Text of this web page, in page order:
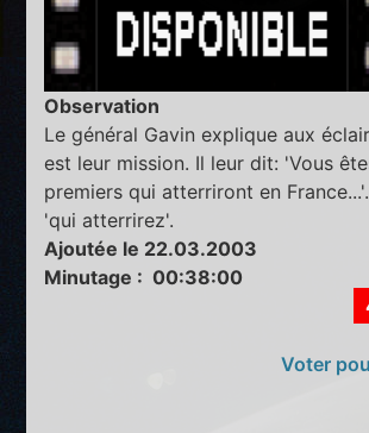
Observation
Le général Gavin explique aux
est leur mission. Il leur dit: 'Vous
premiers qui atterriront en
'qui atterrirez'.
Ajoutée le 22.03.2003
Minutage : 00:38:00
Voter